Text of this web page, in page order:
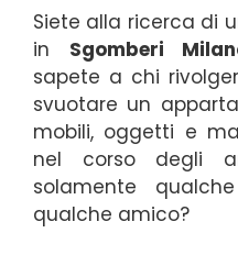
Siete alla ricerca di
in Sgomberi
sapete a chi
svuotare un
mobili, oggetti e
nel corso degli
solamente
qualche amico?